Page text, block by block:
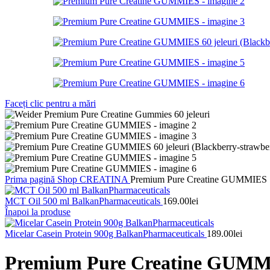
Faceți clic pentru a mări
Prima pagină Shop CREATINA Premium Pure Creatine GUMMIES
MCT Oil 500 ml BalkanPharmaceuticals 169.00lei
Înapoi la produse
Micelar Casein Protein 900g BalkanPharmaceuticals 189.00lei
Premium Pure Creatine